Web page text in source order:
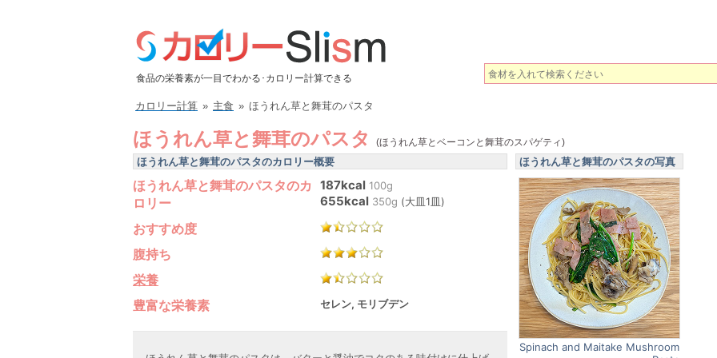
食品の栄養素が一目でわかる･カロリー計算できる
カロリー計算 » 主食 » ほうれん草と舞茸のパスタ
ほうれん草と舞茸のパスタ (ほうれん草とベーコンと舞茸のスパゲティ)
ほうれん草と舞茸のパスタのカロリー概要
ほうれん草と舞茸のパスタのカ
ロリー
187kcal 100g
655kcal 350g (大皿1皿)
おすすめ度
腹持ち
栄養
豊富な栄養素
セレン, モリブデン
ほうれん草と舞茸のパスタの写真
Spinach and Maitake Mushroom